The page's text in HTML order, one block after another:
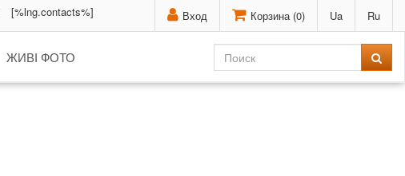
Вход Корзина (0) Ua Ru
[%lng.contacts%]
ЖИВІ ФОТО